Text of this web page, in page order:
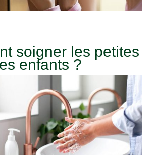
soigner les petites
enfants ?